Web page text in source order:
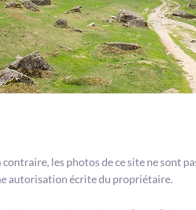
les photos de ce site ne sont
autorisation écrite du propriétaire.